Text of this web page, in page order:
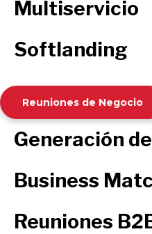
Multiservicio
Softlanding
Reuniones de Negocio
Generación
Business
Reuniones